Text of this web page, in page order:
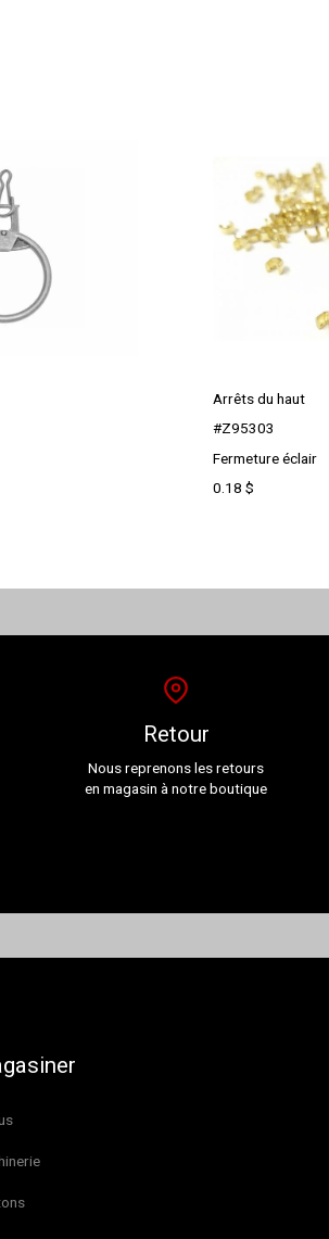
Arrêts du haut
#Z95303
Fermeture éclair
0.18 $
Retour
Nous reprenons les retours
en magasin à notre boutique